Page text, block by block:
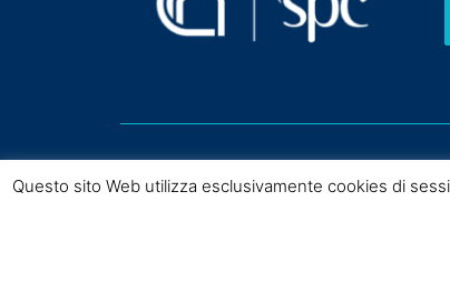
Questo sito Web utilizza esclusivamente cookies di